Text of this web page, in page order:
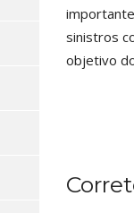
sinistros
objetivo